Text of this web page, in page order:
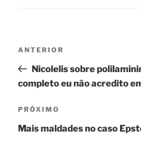
Post
Post
anterior
ANTERIOR
Nicolelis sobre
completo eu não acredito
Próximo
post
PRÓXIMO
Mais maldades no caso